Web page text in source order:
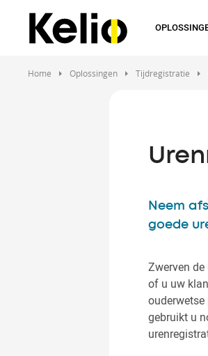
inhoudHome Oplossingen Tijdregistratie
Neem
goede
Zwerven
of u uw
gebruikt u